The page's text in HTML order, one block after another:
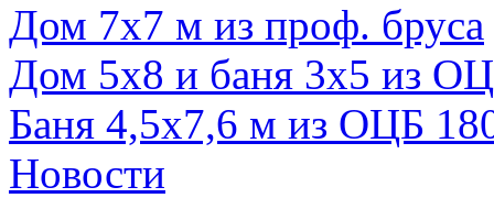
Дом 7х7 м из проф. бруса
Дом 5х8 и баня 3х5 из
Баня 4,5х7,6 м из ОЦБ
Новости